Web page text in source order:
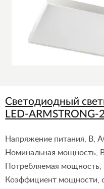
Светодиодный
LED-ARMSTRONG-
Напряжение питания, В,
Номинальная мощность,
Потребляемая мощность,
Коэффициент мощности,